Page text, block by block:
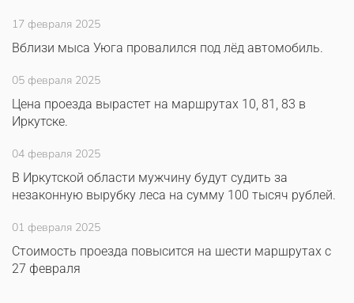
17 февраля 2025
Вблизи мыса Уюга провалился под лёд автомобиль.
05 февраля 2025
Цена проезда вырастет на маршрутах 10, 81, 83 в
Иркутске.
04 февраля 2025
В Иркутской области мужчину будут судить за
незаконную вырубку леса на сумму 100 тысяч рублей.
01 февраля 2025
Стоимость проезда повысится на шести маршрутах с
27 февраля